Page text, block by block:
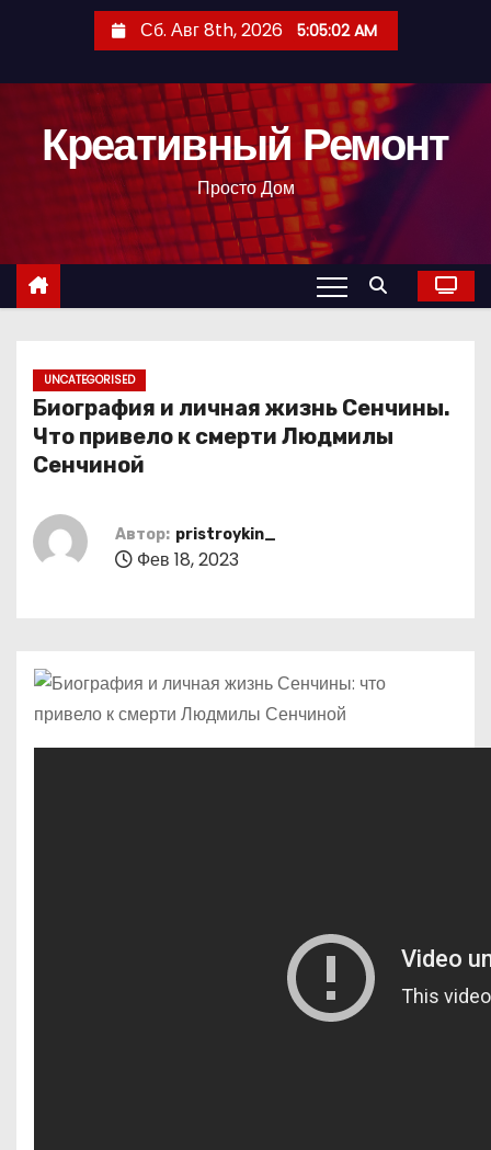
с
Сб. Авг 8th, 2026 5:05:03 AM
Креативный Ремонт
Просто Дом
UNCATEGORISED
Биография и личная жизнь Сенчины.
Что привело к смерти Людмилы
Сенчиной
Автор: pristroykin_
Фев 18, 2023